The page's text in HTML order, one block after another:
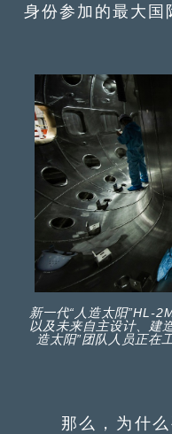
身份参加的最大国
新一代“人造太阳”HL-
以及未来自主设计、建
造太阳”团队人员正在
那么，为什么